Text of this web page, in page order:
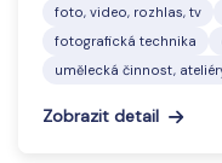
foto, video, rozhlas, tv
fotografická technika
umělecká činnost,
Zobrazit detail